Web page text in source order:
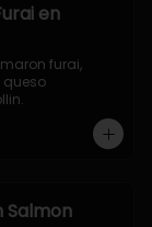
en
furai,
queso
Salmon